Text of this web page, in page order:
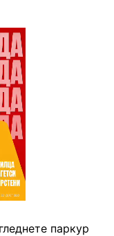
паркур